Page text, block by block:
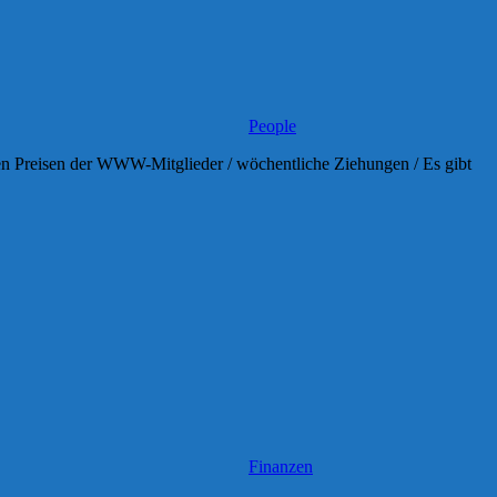
People
Preisen der WWW-Mitglieder / wöchentliche Ziehungen / Es gibt
Finanzen